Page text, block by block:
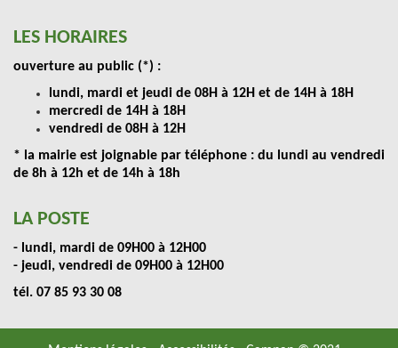
LES HORAIRES
ouverture au public (*) :
lundi, mardi et jeudi de 08H à 12H et de 14H à 18H
mercredi de 14H à 18H
vendredi de 08H à 12H
* la mairie est joignable par téléphone : du lundi au vendredi
de 8h à 12h et de 14h à 18h
LA POSTE
- lundi, mardi de 09H00 à 12H00
- jeudi, vendredi de 09H00 à 12H00
tél. 07 85 93 30 08